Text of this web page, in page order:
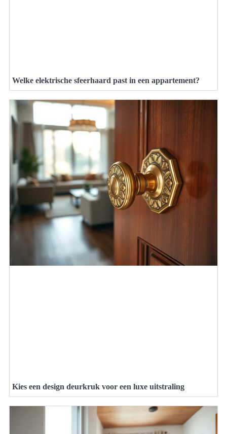
Welke elektrische sfeerhaard past in een appartement?
Kies een design deurkruk voor een luxe uitstraling